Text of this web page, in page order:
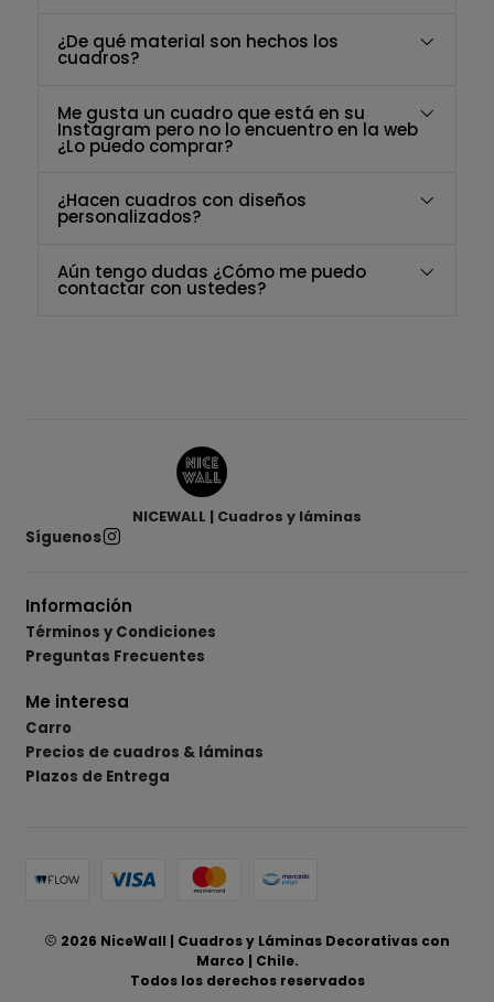
¿De qué material son hechos los
cuadros?
Me gusta un cuadro que está en su
Instagram pero no lo encuentro en la web
¿Lo puedo comprar?
¿Hacen cuadros con diseños
personalizados?
Aún tengo dudas ¿Cómo me puedo
contactar con ustedes?
NICEWALL | Cuadros y láminas
Síguenos
Información
Términos y Condiciones
Preguntas Frecuentes
Me interesa
Carro
Precios de cuadros & láminas
Plazos de Entrega
2026 NiceWall | Cuadros y Láminas Decorativas con
Marco | Chile.
Todos los derechos reservados